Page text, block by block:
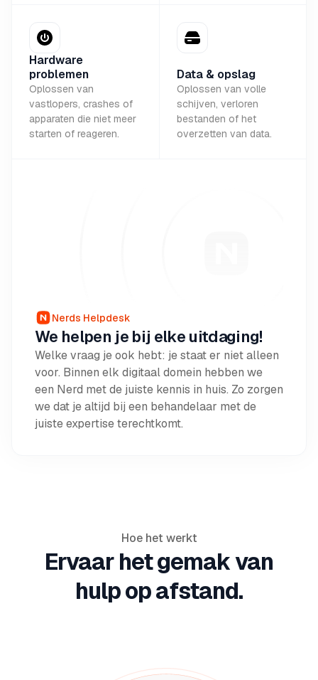
Hardware
problemen
Oplossen van
vastlopers, crashes of
apparaten die niet meer
starten of reageren.
Data & opslag
Oplossen van volle
schijven, verloren
bestanden of het
overzetten van data.
Nerds Helpdesk
We helpen je bij elke uitdaging!
Welke vraag je ook hebt: je staat er niet alleen
voor. Binnen elk digitaal domein hebben we
een Nerd met de juiste kennis in huis. Zo zorgen
we dat je altijd bij een behandelaar met de
juiste expertise terechtkomt.
Hoe het werkt
Ervaar het gemak van
hulp op afstand.